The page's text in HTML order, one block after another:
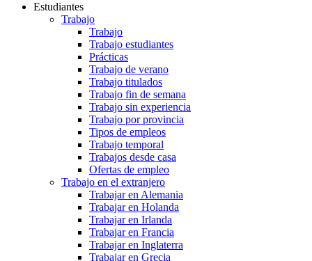
Estudiantes
Trabajo
Trabajo
Trabajo estudiantes
Prácticas
Trabajo de verano
Trabajo titulados
Trabajo fin de semana
Trabajo sin experiencia
Trabajo por provincia
Tipos de empleos
Trabajo temporal
Trabajos desde casa
Ofertas de empleo
Trabajo en el extranjero
Trabajar en Alemania
Trabajar en Holanda
Trabajar en Irlanda
Trabajar en Francia
Trabajar en Inglaterra
Trabajar en Grecia